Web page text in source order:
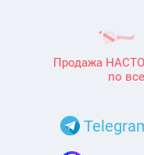
Продажа
по